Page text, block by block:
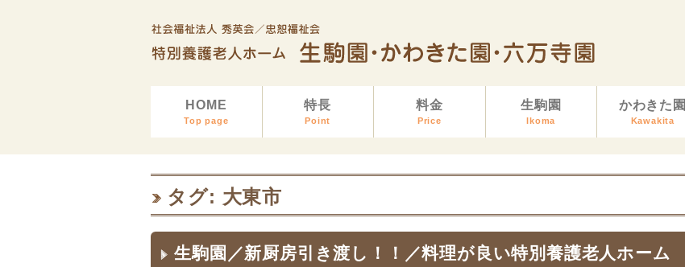
HOME
Top page
特長
Point
料金
Price
生駒園
Ikoma
かわきた園
Kawakita
タグ: 大東市
生駒園／新厨房引き渡し！！／料理が良い特別養護老人ホーム